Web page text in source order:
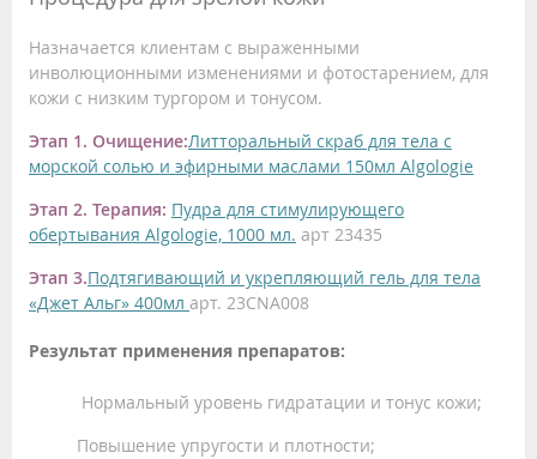
Назначается клиентам с выраженными
инволюционными изменениями и фотостарением, для
кожи с низким тургором и тонусом.
Этап 1. Очищение:Литторальный скраб для тела с
морской солью и эфирными маслами 150мл Algologie
Этап 2. Терапия: Пудра для стимулирующего
обертывания Algologie, 1000 мл. арт 23435
Этап 3.Подтягивающий и укрепляющий гель для тела
«Джет Альг» 400мл арт. 23CNA008
Результат применения препаратов:
Нормальный уровень гидратации и тонус кожи;
Повышение упругости и плотности;